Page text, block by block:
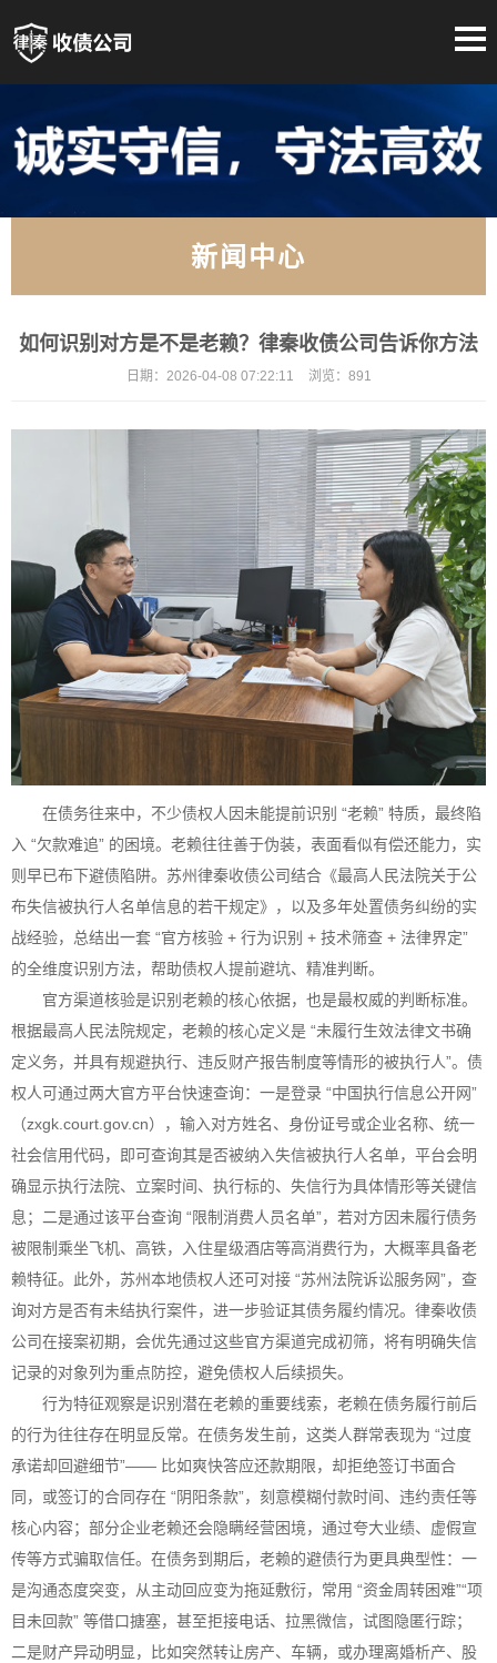
新闻中心
如何识别对方是不是老赖？律秦收债公司告诉你方法
日期： 2026-04-08 07:22:11 浏览： 891
在债务往来中，不少债权人因未能提前识别 “老赖” 特质，最终陷
入 “欠款难追” 的困境。老赖往往善于伪装，表面看似有偿还能力，实
则早已布下避债陷阱。苏州律秦收债公司结合《最高人民法院关于公
布失信被执行人名单信息的若干规定》，以及多年处置债务纠纷的实
战经验，总结出一套 “官方核验 + 行为识别 + 技术筛查 + 法律界定”
的全维度识别方法，帮助债权人提前避坑、精准判断。
官方渠道核验是识别老赖的核心依据，也是最权威的判断标准。
根据最高人民法院规定，老赖的核心定义是 “未履行生效法律文书确
定义务，并具有规避执行、违反财产报告制度等情形的被执行人”。债
权人可通过两大官方平台快速查询：一是登录 “中国执行信息公开网”
（zxgk.court.gov.cn），输入对方姓名、身份证号或企业名称、统一
社会信用代码，即可查询其是否被纳入失信被执行人名单，平台会明
确显示执行法院、立案时间、执行标的、失信行为具体情形等关键信
息；二是通过该平台查询 “限制消费人员名单”，若对方因未履行债务
被限制乘坐飞机、高铁，入住星级酒店等高消费行为，大概率具备老
赖特征。此外，苏州本地债权人还可对接 “苏州法院诉讼服务网”，查
询对方是否有未结执行案件，进一步验证其债务履约情况。律秦收债
公司在接案初期，会优先通过这些官方渠道完成初筛，将有明确失信
记录的对象列为重点防控，避免债权人后续损失。
行为特征观察是识别潜在老赖的重要线索，老赖在债务履行前后
的行为往往存在明显反常。在债务发生前，这类人群常表现为 “过度
承诺却回避细节”—— 比如爽快答应还款期限，却拒绝签订书面合
同，或签订的合同存在 “阴阳条款”，刻意模糊付款时间、违约责任等
核心内容；部分企业老赖还会隐瞒经营困境，通过夸大业绩、虚假宣
传等方式骗取信任。在债务到期后，老赖的避债行为更具典型性：一
是沟通态度突变，从主动回应变为拖延敷衍，常用 “资金周转困难”“项
目未回款” 等借口搪塞，甚至拒接电话、拉黑微信，试图隐匿行踪；
二是财产异动明显，比如突然转让房产、车辆，或办理离婚析产、股